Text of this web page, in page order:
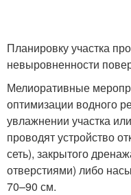
Планировку участка
невыровненности
Мелиоративные
оптимизации водного
увлажнении участка
проводят устройство
сеть), закрытого
отверстиями) либо
70–90 см.